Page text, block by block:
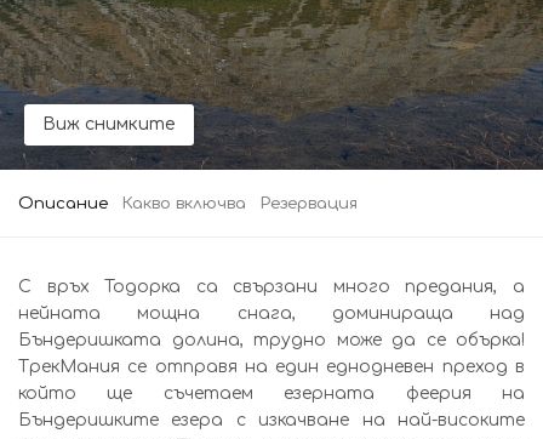
Виж снимките
Описание Какво включва Резервация
С връх Тодорка са свързани много предания, а
нейната мощна снага, доминираща над
Бъндеришката долина, трудно може да се обърка!
ТрекМания се отправя на един еднодневен преход в
който ще съчетаем езерната феерия на
Бъндеришките езера с изкачване на най-високите